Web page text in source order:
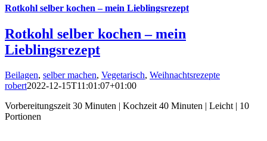
Rotkohl selber kochen – mein Lieblingsrezept
Rotkohl selber kochen – mein
Lieblingsrezept
Beilagen, selber machen, Vegetarisch, Weihnachtsrezepte
robert2022-12-15T11:01:07+01:00
Vorbereitungszeit 30 Minuten | Kochzeit 40 Minuten | Leicht | 10
Portionen